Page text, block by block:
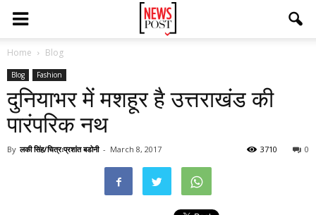
Home Blog
Blog Fashion
दुनियाभर में मशहूर है उत्तराखंड की
पारंपरिक नथ
By लकी सिंह/चित्रःप्रशांत बडोनी - March 8, 2017 0
3710